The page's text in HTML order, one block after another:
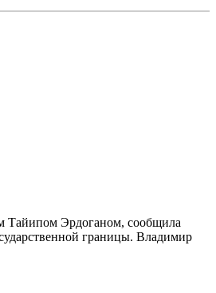
Тайипом Эрдоганом, сообщила
границы. Владимир